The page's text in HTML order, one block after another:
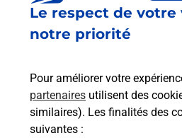
Le respect de votre
notre priorité
Pour améliorer votre
partenaires utilisent des
similaires). Les finalités des
suivantes :
Est-il possible
emballage directement
Comment demander
modification de livraison